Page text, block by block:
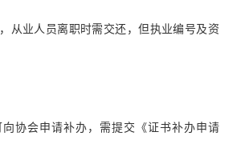
从业人员离职时需交还，但执业编号及资
协会申请补办，需提交《证书补办申请